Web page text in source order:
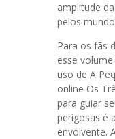
amplitude
pelos
Para os fãs
esse
uso de A
online Os
para guiar
perigosas é
envolvente.